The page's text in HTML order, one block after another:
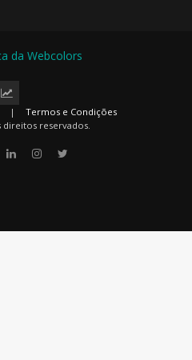
|
Termos e Condições
direitos reservados.